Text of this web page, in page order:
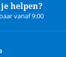
helpen?
vanaf 9:00